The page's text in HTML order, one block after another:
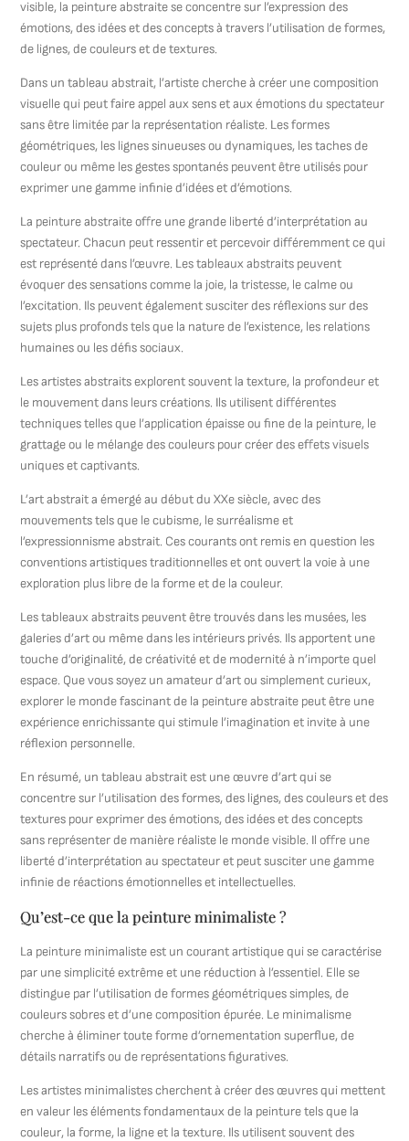
visible, la peinture abstraite se concentre sur l’expression des
émotions, des idées et des concepts à travers l’utilisation de formes,
de lignes, de couleurs et de textures.
Dans un tableau abstrait, l’artiste cherche à créer une composition
visuelle qui peut faire appel aux sens et aux émotions du spectateur
sans être limitée par la représentation réaliste. Les formes
géométriques, les lignes sinueuses ou dynamiques, les taches de
couleur ou même les gestes spontanés peuvent être utilisés pour
exprimer une gamme infinie d’idées et d’émotions.
La peinture abstraite offre une grande liberté d’interprétation au
spectateur. Chacun peut ressentir et percevoir différemment ce qui
est représenté dans l’œuvre. Les tableaux abstraits peuvent
évoquer des sensations comme la joie, la tristesse, le calme ou
l’excitation. Ils peuvent également susciter des réflexions sur des
sujets plus profonds tels que la nature de l’existence, les relations
humaines ou les défis sociaux.
Les artistes abstraits explorent souvent la texture, la profondeur et
le mouvement dans leurs créations. Ils utilisent différentes
techniques telles que l’application épaisse ou fine de la peinture, le
grattage ou le mélange des couleurs pour créer des effets visuels
uniques et captivants.
L’art abstrait a émergé au début du XXe siècle, avec des
mouvements tels que le cubisme, le surréalisme et
l’expressionnisme abstrait. Ces courants ont remis en question les
conventions artistiques traditionnelles et ont ouvert la voie à une
exploration plus libre de la forme et de la couleur.
Les tableaux abstraits peuvent être trouvés dans les musées, les
galeries d’art ou même dans les intérieurs privés. Ils apportent une
touche d’originalité, de créativité et de modernité à n’importe quel
espace. Que vous soyez un amateur d’art ou simplement curieux,
explorer le monde fascinant de la peinture abstraite peut être une
expérience enrichissante qui stimule l’imagination et invite à une
réflexion personnelle.
En résumé, un tableau abstrait est une œuvre d’art qui se
concentre sur l’utilisation des formes, des lignes, des couleurs et des
textures pour exprimer des émotions, des idées et des concepts
sans représenter de manière réaliste le monde visible. Il offre une
liberté d’interprétation au spectateur et peut susciter une gamme
infinie de réactions émotionnelles et intellectuelles.
Qu’est-ce que la peinture minimaliste ?
La peinture minimaliste est un courant artistique qui se caractérise
par une simplicité extrême et une réduction à l’essentiel. Elle se
distingue par l’utilisation de formes géométriques simples, de
couleurs sobres et d’une composition épurée. Le minimalisme
cherche à éliminer toute forme d’ornementation superflue, de
détails narratifs ou de représentations figuratives.
Les artistes minimalistes cherchent à créer des œuvres qui mettent
en valeur les éléments fondamentaux de la peinture tels que la
couleur, la forme, la ligne et la texture. Ils utilisent souvent des